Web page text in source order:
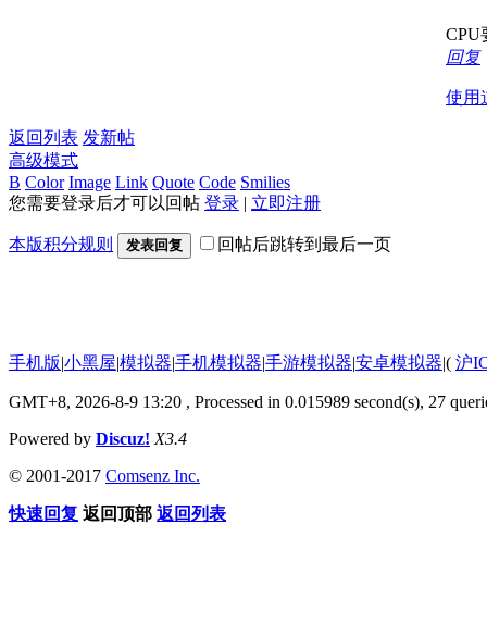
CPU
回复
使用
返回列表 发新帖
高级模式
B Color Image Link Quote Code Smilies
您需要登录后才可以回帖 登录 | 立即注册
本版积分规则 发表回复 回帖后跳转到最后一页
手机版|小黑屋|模拟器|手机模拟器|手游模拟器|安卓模拟器|( 沪
GMT+8, 2026-8-9 13:20 , Processed in 0.015989 second(s), 27
Powered by Discuz! X3.4
© 2001-2017 Comsenz Inc.
快速回复 返回顶部 返回列表